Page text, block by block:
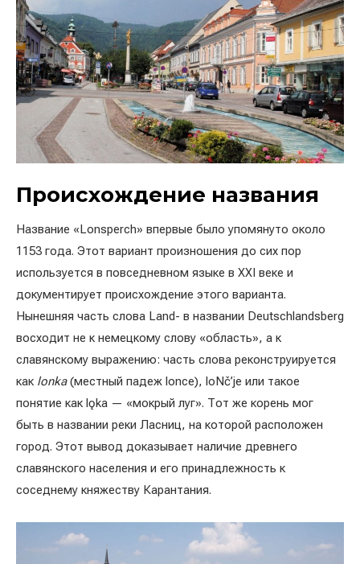
Происхождение названия
Название «Lonsperch» впервые было упомянуто около
1153 года. Этот вариант произношения до сих пор
используется в повседневном языке в XXI веке и
документирует происхождение этого варианта.
Нынешняя часть слова Land- в названии Deutschlandsberg
восходит не к немецкому слову «область», а к
славянскому выражению: часть слова реконструируется
как lonka(местный падеж lonce), loNč’je или такое
понятие как lǫka — «мокрый луг». Тот же корень мог
быть в названии реки Ласниц, на которой расположен
город. Этот вывод доказывает наличие древнего
славянского населения и его принадлежность к
соседнему княжеству Карантания.